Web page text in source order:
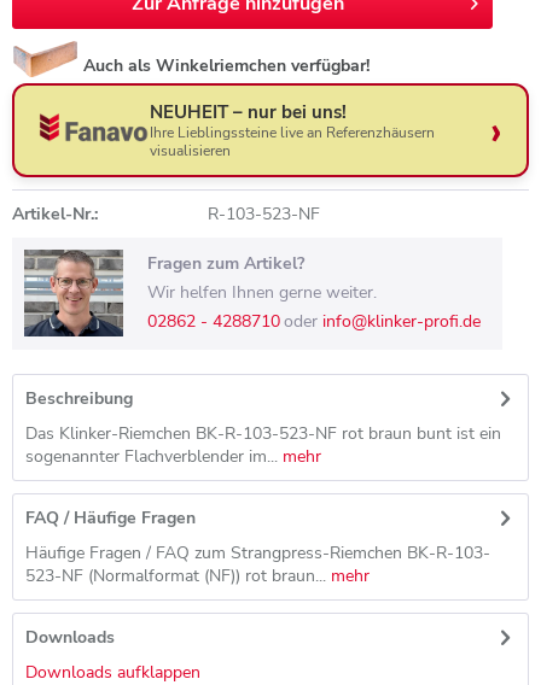
Auch als Winkelriemchen verfügbar!
NEUHEIT – nur bei uns!
Ihre Lieblingssteine live an Referenzhäusern
visualisieren
Artikel-Nr.: R-103-523-NF
Fragen zum Artikel?
Wir helfen Ihnen gerne weiter.
02862 - 4288710oder info@klinker-profi.de
Beschreibung
Das Klinker-Riemchen BK-R-103-523-NF rot braun bunt ist ein
sogenannter Flachverblender im... mehr
FAQ / Häufige Fragen
Häufige Fragen / FAQ zum Strangpress-Riemchen BK-R-103-
523-NF (Normalformat (NF)) rot braun... mehr
Downloads
Downloads aufklappen